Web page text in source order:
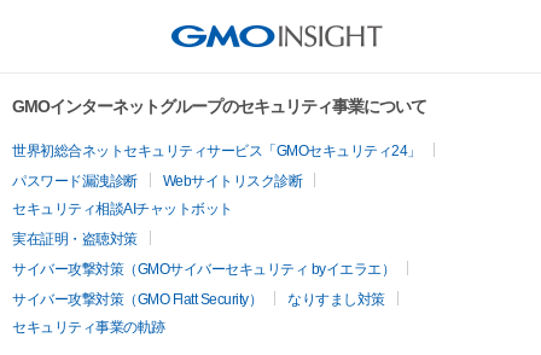
GMOインターネットグループのセキュリティ事業について
世界初総合ネットセキュリティサービス「GMOセキュリティ24」
パスワード漏洩診断
Webサイトリスク診断
セキュリティ相談AIチャットボット
実在証明・盗聴対策
サイバー攻撃対策（GMOサイバーセキュリティ byイエラエ）
サイバー攻撃対策（GMO Flatt Security）
なりすまし対策
セキュリティ事業の軌跡